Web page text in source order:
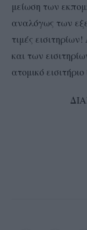
μείωση των
αναλόγως των
τιμές
και των
ατομικό